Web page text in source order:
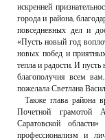
искренней
города и района,
повседневных дел и
«Пусть новый год
новых побед и
тепла и радости. И
благополучия всем
пожелала Светлана
Также глава района
Почетной грамотой
Саратовской
профессионализм и